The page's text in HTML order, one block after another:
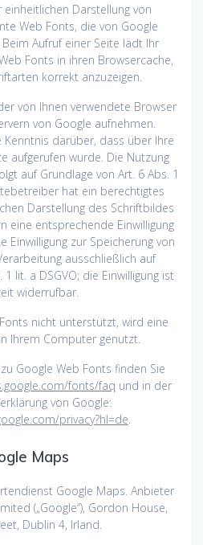
Darstellung von
Web Fonts, die von Google
Aufruf einer Seite lädt Ihr
Fonts in ihren Browsercache,
korrekt anzuzeigen.
von Ihnen verwendete Browser
von Google aufnehmen.
darüber, dass über Ihre
aufgerufen wurde. Die Nutzung
auf Grundlage von Art. 6 Abs. 1
hat ein berechtigtes
Darstellung des Schriftbildes
eine entsprechende Einwilligung
Einwilligung zur Speicherung von
ausschließlich auf
lit. a DSGVO; die Einwilligung ist
widerrufbar.
nicht unterstützt, wird eine
Ihrem Computer genutzt.
Google Web Fonts finden Sie
fonts/faq und in der
von Google:
privacy?hl=de
Maps
Google Maps. Anbieter
(„Google“), Gordon House,
Dublin 4, Irland.